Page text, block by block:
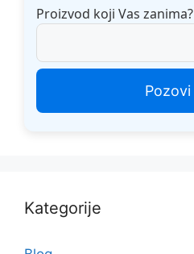
Proizvod koji Vas zanima?
Kategorije